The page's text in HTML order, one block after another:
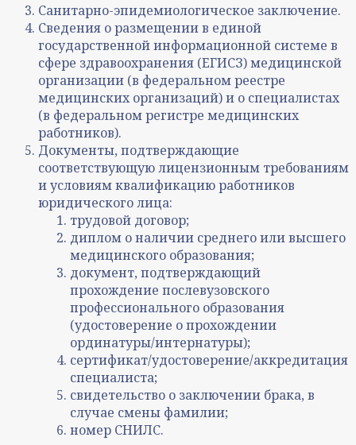
Санитарно-эпидемиологическое заключение.
Сведения о размещении в единой
государственной информационной системе в
сфере здравоохранения (ЕГИСЗ) медицинской
организации (в федеральном реестре
медицинских организаций) и о специалистах
(в федеральном регистре медицинских
работников).
Документы, подтверждающие
соответствующую лицензионным требованиям
и условиям квалификацию работников
юридического лица:
трудовой договор;
диплом о наличии среднего или высшего
медицинского образования;
документ, подтверждающий
прохождение послевузовского
профессионального образования
(удостоверение о прохождении
ординатуры/интернатуры);
сертификат/удостоверение/аккредитация
специалиста;
свидетельство о заключении брака, в
случае смены фамилии;
номер СНИЛС.